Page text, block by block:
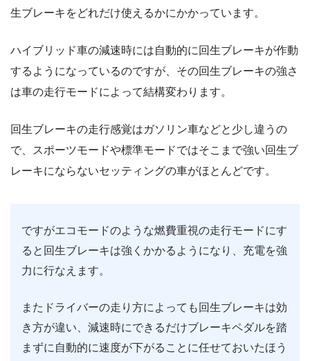
生ブレーキをどれだけ使えるかにかかっています。
ハイブリッド車の減速時には自動的に回生ブレーキが作動
するようになっているのですが、その回生ブレーキの強さ
は車の走行モードによって結構変わります。
回生ブレーキの走行感覚はガソリン車などと少し違うの
で、スポーツモードや標準モードではそこまで強い回生ブ
レーキにならないセッティングの車がほとんどです。
ですがエコモードのような燃費重視の走行モードにす
ると回生ブレーキは強くかかるようになり、充電を強
力に行なえます。
またドライバーの走り方によっても回生ブレーキは効
き方が違い、減速時にできるだけブレーキペダルを踏
まずに自動的に速度が下がることに任せておいたほう